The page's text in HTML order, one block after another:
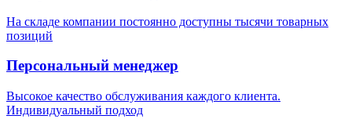
На складе компании постоянно доступны тысячи товарных
позиций
Персональный менеджер
Высокое качество обслуживания каждого клиента.
Индивидуальный подход